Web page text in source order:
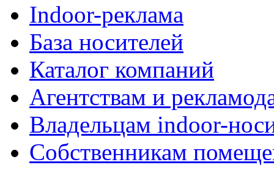
Indoor-реклама
База носителей
Каталог компаний
Агентствам и
Владельцам indoor-
Собственникам